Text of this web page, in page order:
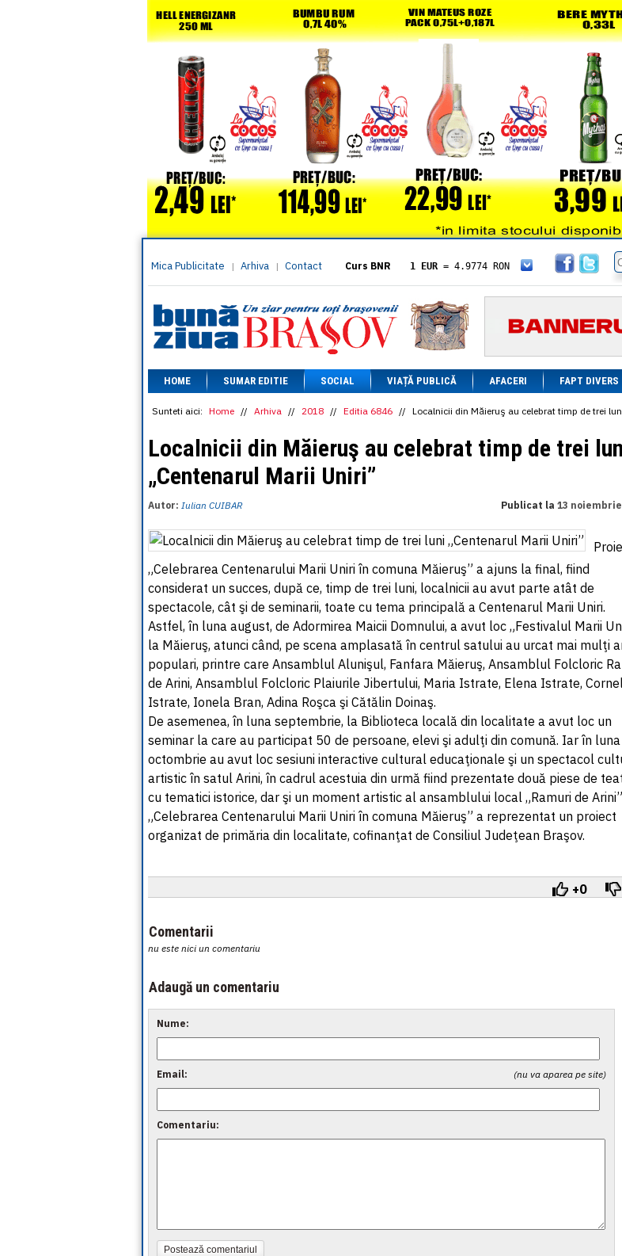
Mica Publicitate | Arhiva | Contact Curs BNR 1 EUR = 4.9774 RON
= 5.8304 RON
1 XAU= 464.4611 RON
1 AED= 1.1933 RON
1 AUD= 2.7957 RON
1 BGN= 2.5449 RON
1 CAD= 3.1559 RON
1 CHF= 5.2813 RON
1 CNY= 0.6015 RON
1 DKK= 0.6668 RON
1 EGP = 0.0860 RON
= 0.3047 RON
1 MXN= 0.2227 RON
1 NOK= 0.4191 RON
1 NZD= 2.6097 RON
1 PLN
= 1.1646 RON
1 RSD= 0.0425 RON
1 RUB = 0.0530 RON
1 SEK= 0.4526 RON
= 0.1141 RON
1 UAH= 0.1048 RON
1 XDR = 5.9383 RON
1 ZAR= 0.2318 RON
HOME SUMAR EDITIE SOCIAL VIAȚĂ PUBLICĂ AFACERI FAPT DIVERS
Sunteti aici: Home // Arhiva // 2018 // Editia 6846 // Localnicii din Măieruş au celebrat timp de trei
Localnicii din Măieruş au celebrat timp de trei
„Centenarul Marii Uniri”
Autor: Iulian CUIBAR Publicat la 13 noiembrie
„Celebrarea Centenarului Marii Uniri în comuna Măieruş” a ajuns la final, fiind
considerat un succes, după ce, timp de trei luni, localnicii au avut parte atât de
spectacole, cât şi de seminarii, toate cu tema principală a Centenarul Marii Uniri.
Astfel, în luna august, de Adormirea Maicii Domnului, a avut loc „Festivalul Marii
la Măieruş, atunci când, pe scena amplasată în centrul satului au urcat mai mulţi
populari, printre care Ansamblul Alunişul, Fanfara Măieruş, Ansamblul Folcloric
de Arini, Ansamblul Folcloric Plaiurile Jibertului, Maria Istrate, Elena Istrate,
Istrate, Ionela Bran, Adina Roşca şi Cătălin Doinaş.
De asemenea, în luna septembrie, la Biblioteca locală din localitate a avut loc un
seminar la care au participat 50 de persoane, elevi şi adulţi din comună. Iar în luna
octombrie au avut loc sesiuni interactive cultural educaţionale şi un spectacol
artistic în satul Arini, în cadrul acestuia din urmă fiind prezentate două piese de
cu tematici istorice, dar şi un moment artistic al ansamblului local „Ramuri de
„Celebrarea Centenarului Marii Uniri în comuna Măieruş” a reprezentat un proiect
organizat de primăria din localitate, cofinanţat de Consiliul Judeţean Braşov.
+0
Comentarii
nu este nici un comentariu
Adaugă un comentariu
Nume:
(nu va aparea pe site)
Email:
Comentariu:
Postează comentariul